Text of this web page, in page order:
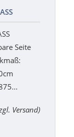
Seite
Versand)